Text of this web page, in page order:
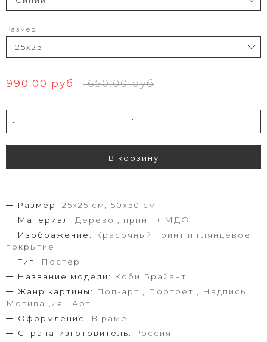
Размер
990.00 руб 1650.00 руб
- +
В корзину
Размер: 25х25 см, 50х50 см
Материал: Дерево , принт + МДФ
Изображение:
Красочный принт и глянцевое
покрытие
Тип:
Постер
Название модели:
Коби Брайант
Жанр картины:
Поп-арт , Портрет , Надпись ,
Мотивация , Арт
Оформление:
В раме
Страна-изготовитель:
Россия